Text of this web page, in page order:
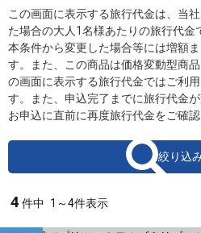
この画面に表示する旅行代金は、当
た場合の大人1名様あたりの旅行代
本条件から変更した場合等には増額
す。また、この商品は価格変動型商
の画面に表示する旅行代金ではご利
す。また、申込完了までに旅行代金
お申込に直前に再度旅行代金をご確認
絞り込
4 件中 1～4件表示